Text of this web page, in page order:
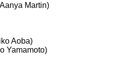
Martin)
Aoba)
Yamamoto)